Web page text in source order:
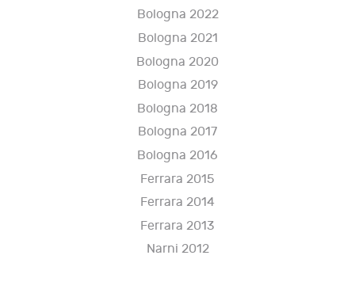
Bologna 2022
Bologna 2021
Bologna 2020
Bologna 2019
Bologna 2018
Bologna 2017
Bologna 2016
Ferrara 2015
Ferrara 2014
Ferrara 2013
Narni 2012